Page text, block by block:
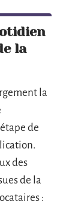
la
la
de
des
de la
: